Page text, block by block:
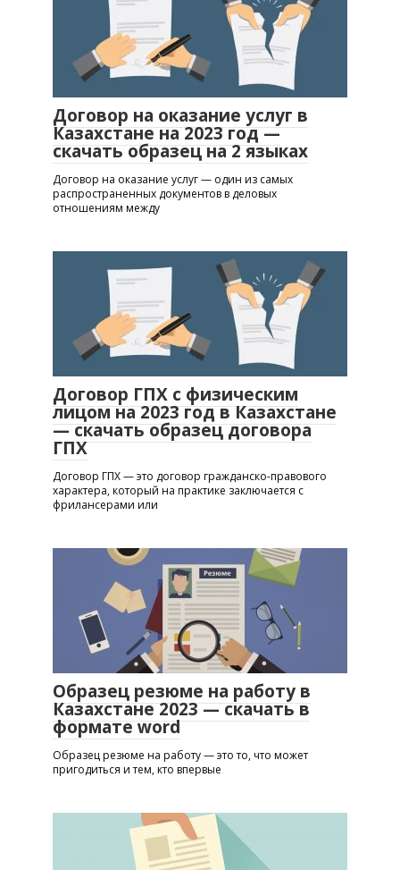
Договор на оказание услуг в
Казахстане на 2023 год —
скачать образец на 2 языках
Договор на оказание услуг — один из самых
распространенных документов в деловых
отношениям между
Договор ГПХ с физическим
лицом на 2023 год в Казахстане
— скачать образец договора
ГПХ
Договор ГПХ — это договор гражданско-правового
характера, который на практике заключается с
фрилансерами или
Образец резюме на работу в
Казахстане 2023 — скачать в
формате word
Образец резюме на работу — это то, что может
пригодиться и тем, кто впервые